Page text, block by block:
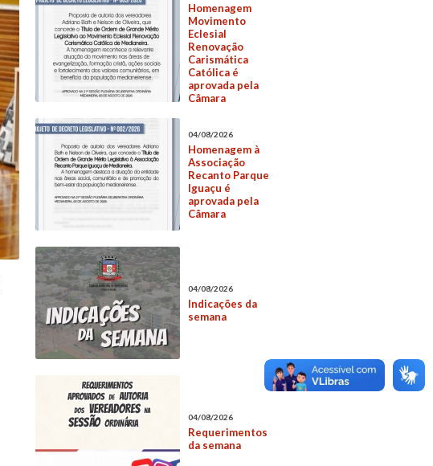
Homenagem
Movimento
Eclesial
Renovação
Carismática
Católica é
aprovada pela
Câmara
04/08/2026
Homenagem à
Associação
Recanto Parque
Iguaçu é
aprovada pela
Câmara
04/08/2026
Indicações da
semana
04/08/2026
Requerimentos
da semana